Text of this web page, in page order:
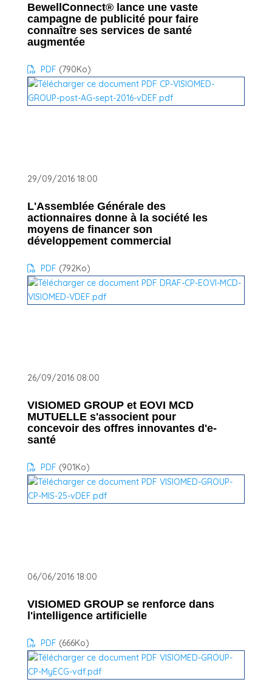
BewellConnect® lance une vaste
campagne de publicité pour faire
connaître ses services de santé
augmentée
PDF (790Ko)
29/09/2016 18:00
L'Assemblée Générale des
actionnaires donne à la société les
moyens de financer son
développement commercial
PDF (792Ko)
26/09/2016 08:00
VISIOMED GROUP et EOVI MCD
MUTUELLE s'associent pour
concevoir des offres innovantes d'e-
santé
PDF (901Ko)
06/06/2016 18:00
VISIOMED GROUP se renforce dans
l'intelligence artificielle
PDF (666Ko)